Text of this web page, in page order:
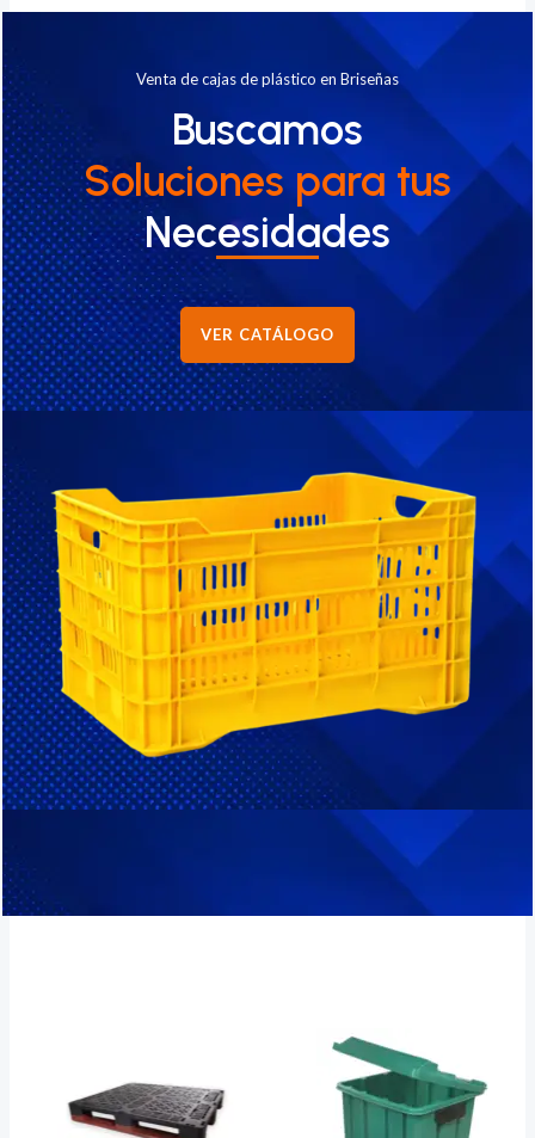
Venta de cajas de plástico en Briseñas
Buscamos
Soluciones para tus
Necesidades
VER CATÁLOGO